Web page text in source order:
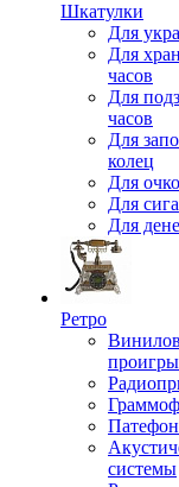
Шкатулки
Для
Для
часов
Для
часов
Для
колец
Для
Для
Для
Ретро
системы